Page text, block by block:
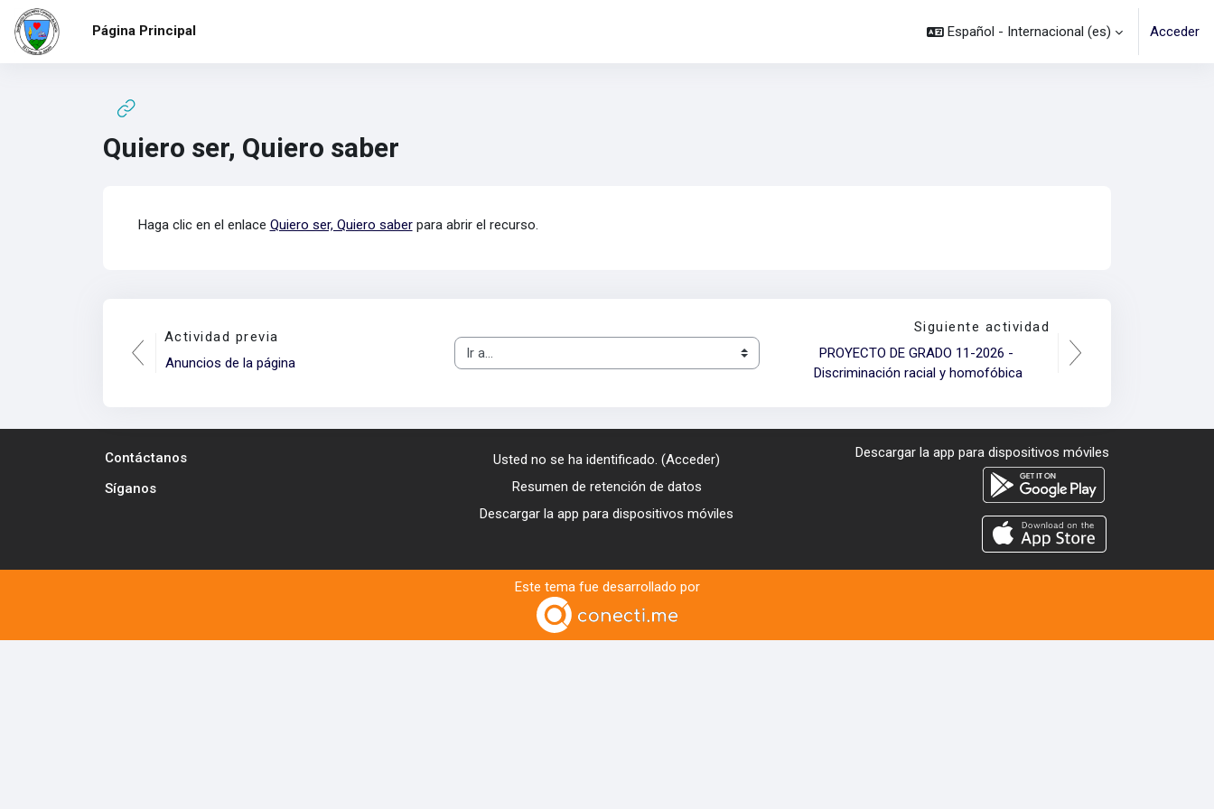
Salta al contenido principal
Página Principal
Español - Internacional ‎(es)‎ Acceder
Quiero ser, Quiero saber
Haga clic en el enlace Quiero ser, Quiero saberpara abrir el recurso.
Actividad previa
Anuncios de la página
Ir a...
Siguiente actividad
PROYECTO DE GRADO 11-2026 -
Discriminación racial y homofóbica
Contáctanos
Síganos
Usted no se ha identificado. (Acceder)
Resumen de retención de datos
Descargar la app para dispositivos móviles
Descargar la app para dispositivos móviles
Este tema fue desarrollado por